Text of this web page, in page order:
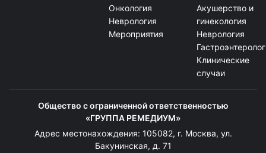
Онкология
Неврология
Мероприятия
Акушерство и
гинекология
Неврология
Клинические
случаи
Общество с ограниченной ответственностью
«ГРУППА РЕМЕДИУМ»
Адрес местонахождения: 105082, г. Москва, ул.
Бакунинская, д. 71